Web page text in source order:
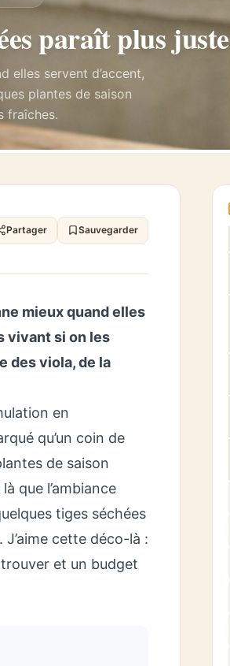
paraît plus juste
elles servent d’accent,
plantes de saison
fraîches.
Partager Sauvegarder
mieux quand elles
vivant si on les
des viola, de la
en
qu’un coin de
de saison
que l’ambiance
tiges séchées
cette déco-là :
et un budget